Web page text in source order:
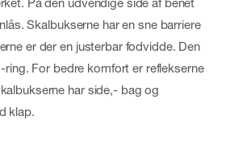
Skalbukserne har en sne barriere
er der en justerbar fodvidde. Den
ring. For bedre komfort er reflekserne
har side,- bag og
klap.